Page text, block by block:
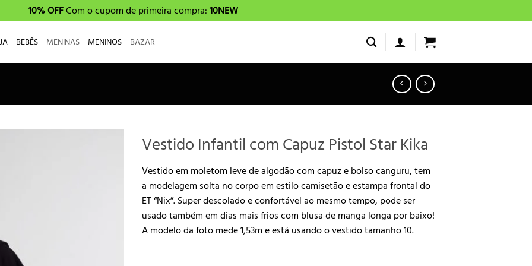
10% OFFCom o cupom de primeira compra:10NEW
BEBÊS MENINAS MENINOS BAZAR
Vestido Infantil com Capuz Pistol Star Kika
Vestido em moletom leve de algodão com capuz e bolso canguru, tem
a modelagem solta no corpo em estilo camisetão e estampa frontal do
ET “Nix”. Super descolado e confortável ao mesmo tempo, pode ser
usado também em dias mais frios com blusa de manga longa por baixo!
A modelo da foto mede 1,53m e está usando o vestido tamanho 10.